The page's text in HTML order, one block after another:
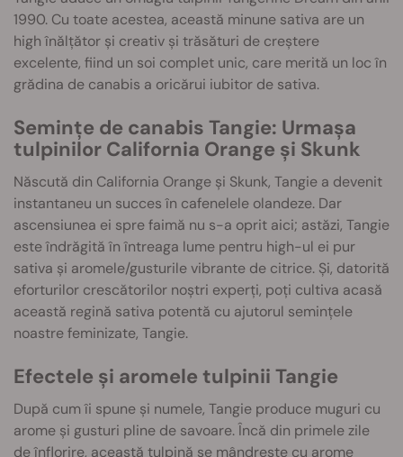
1990. Cu toate acestea, această minune sativa are un
high înălțător și creativ și trăsături de creștere
excelente, fiind un soi complet unic, care merită un loc în
grădina de canabis a oricărui iubitor de sativa.
Semințe de canabis Tangie: Urmașa
tulpinilor California Orange și Skunk
Născută din California Orange și Skunk, Tangie a devenit
instantaneu un succes în cafenelele olandeze. Dar
ascensiunea ei spre faimă nu s-a oprit aici; astăzi, Tangie
este îndrăgită în întreaga lume pentru high-ul ei pur
sativa și aromele/gusturile vibrante de citrice. Și, datorită
eforturilor crescătorilor noștri experți, poți cultiva acasă
această regină sativa potentă cu ajutorul semințele
noastre feminizate, Tangie.
Efectele și aromele tulpinii Tangie
După cum îi spune și numele, Tangie produce muguri cu
arome și gusturi pline de savoare. Încă din primele zile
de înflorire, această tulpină se mândrește cu arome